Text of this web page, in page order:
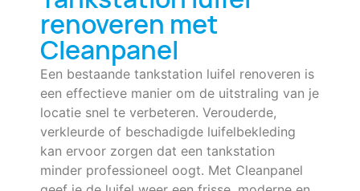
renoveren met
Cleanpanel
Een bestaande tankstation luifel renoveren is
een effectieve manier om de uitstraling van je
locatie snel te verbeteren. Verouderde,
verkleurde of beschadigde luifelbekleding
kan ervoor zorgen dat een tankstation
minder professioneel oogt. Met Cleanpanel